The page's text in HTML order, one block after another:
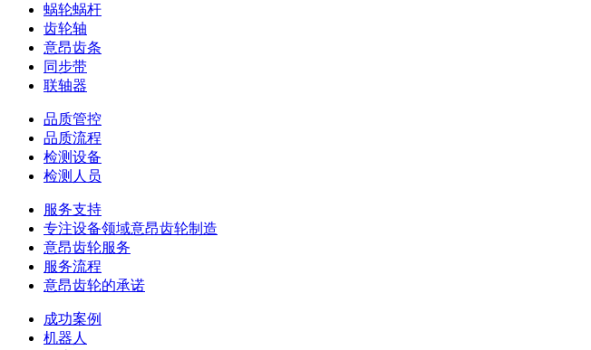
蜗轮蜗杆
齿轮轴
意昂齿条
同步带
联轴器
品质管控
品质流程
检测设备
检测人员
服务支持
专注设备领域意昂齿轮制造
意昂齿轮服务
服务流程
意昂齿轮的承诺
成功案例
机器人